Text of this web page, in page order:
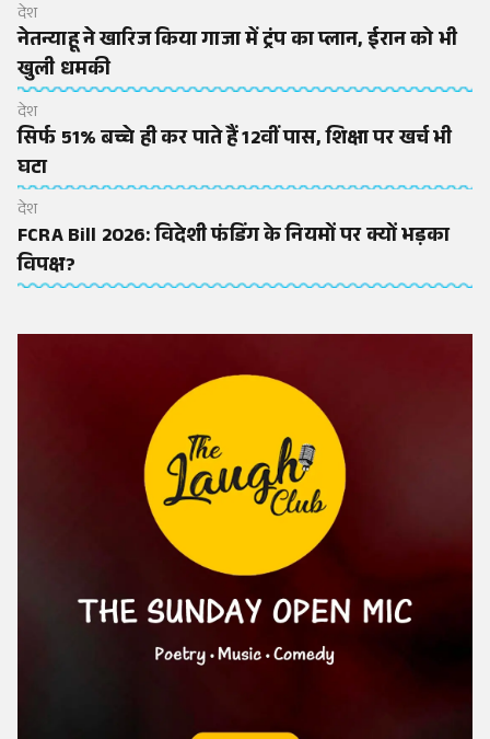
देश
नेतन्याहू ने खारिज किया गाजा में ट्रंप का प्लान, ईरान को भी
खुली धमकी
देश
सिर्फ 51% बच्चे ही कर पाते हैं 12वीं पास, शिक्षा पर खर्च भी
घटा
देश
FCRA Bill 2026: विदेशी फंडिंग के नियमों पर क्यों भड़का
विपक्ष?